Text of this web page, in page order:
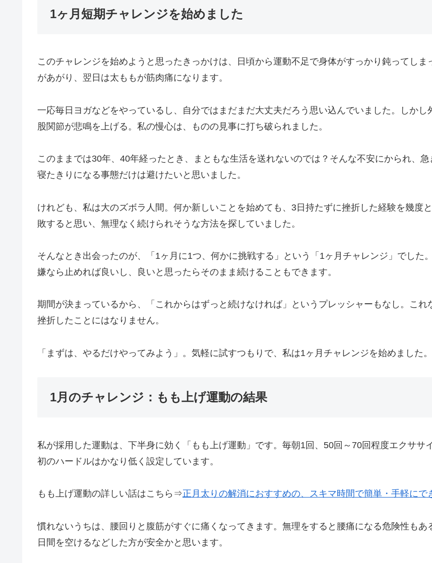
1ヶ月短期チャレンジを始めました
このチャレンジを始めようと思ったきっかけは、日頃から運動不足で身体がすっかり鈍ってし
があがり、翌日は太ももが筋肉痛になります。
一応毎日ヨガなどをやっているし、自分ではまだまだ大丈夫だろう思い込んでいました。しかし
股関節が悲鳴を上げる。私の慢心は、ものの見事に打ち破られました。
このままでは30年、40年経ったとき、まともな生活を送れないのでは？そんな不安にかられ、
寝たきりになる事態だけは避けたいと思いました。
けれども、私は大のズボラ人間。何か新しいことを始めても、3日持たずに挫折した経験を幾度
敗すると思い、無理なく続けられそうな方法を探していました。
そんなとき出会ったのが、「1ヶ月に1つ、何かに挑戦する」という「1ヶ月チャレンジ」でした
嫌なら止めれば良いし、良いと思ったらそのまま続けることもできます。
期間が決まっているから、「これからはずっと続けなければ」というプレッシャーもなし。こ
挫折したことにはなりません。
「まずは、やるだけやってみよう」。気軽に試すつもりで、私は1ヶ月チャレンジを始めました。
1月のチャレンジ：もも上げ運動の結果
私が採用した運動は、下半身に効く「もも上げ運動」です。毎朝1回、50回～70回程度エクササ
初のハードルはかなり低く設定しています。
もも上げ運動の詳しい話はこちら⇒正月太りの解消におすすめの、スキマ時間で簡単・手軽にで
慣れないうちは、腰回りと腹筋がすぐに痛くなってきます。無理をすると腰痛になる危険性も
日間を空けるなどした方が安全かと思います。